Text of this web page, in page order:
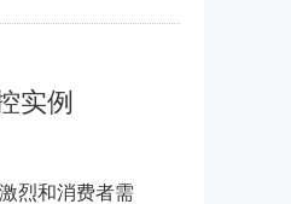
实例
烈和消费者需